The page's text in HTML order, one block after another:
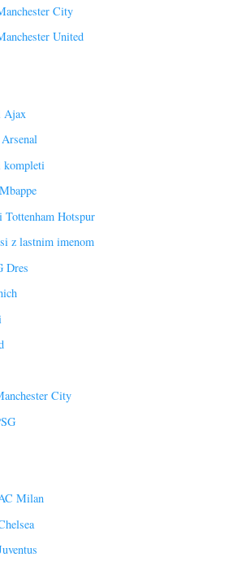
City
United
Ajax
kompleti
Hotspur
z lastnim imenom
Dres
City
Milan